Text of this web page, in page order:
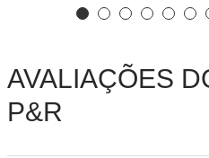
AVALIAÇÕES
P&R